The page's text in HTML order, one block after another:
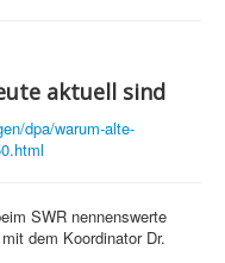
aktuell sind
dpa/warum-alte-
SWR nennenswerte
dem Koordinator Dr.